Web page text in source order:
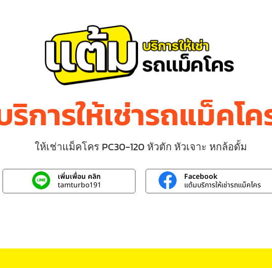
การให้เช่ารถแม็คโ
ให้เช่าแม็คโคร PC30-120 หัวตัก หัวเจาะ หกล้อดั้ม
เพิ่มเพื่อน คลิก
tamturbo191
Facebook
แต้มบริการให้เช่ารถแม็คโคร